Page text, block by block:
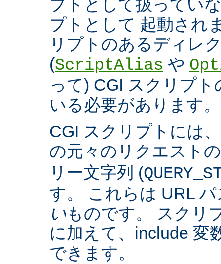
プトとして扱ってい
プトとして 起動され
リプトのあるディレ
(ScriptAlias や
って) CGI スクリプ
いる必要があります。
CGI スクリプトには
の元々のリクエスト
リー文字列 (
す。 これらは URL
いものです。 スクリ
に加えて、include 変
できます。